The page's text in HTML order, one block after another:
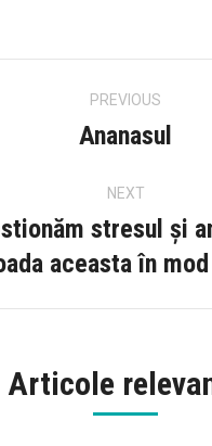
PREVIOUS
Previous
Ananasul
NEXT
stresul și
aceasta în
Articole